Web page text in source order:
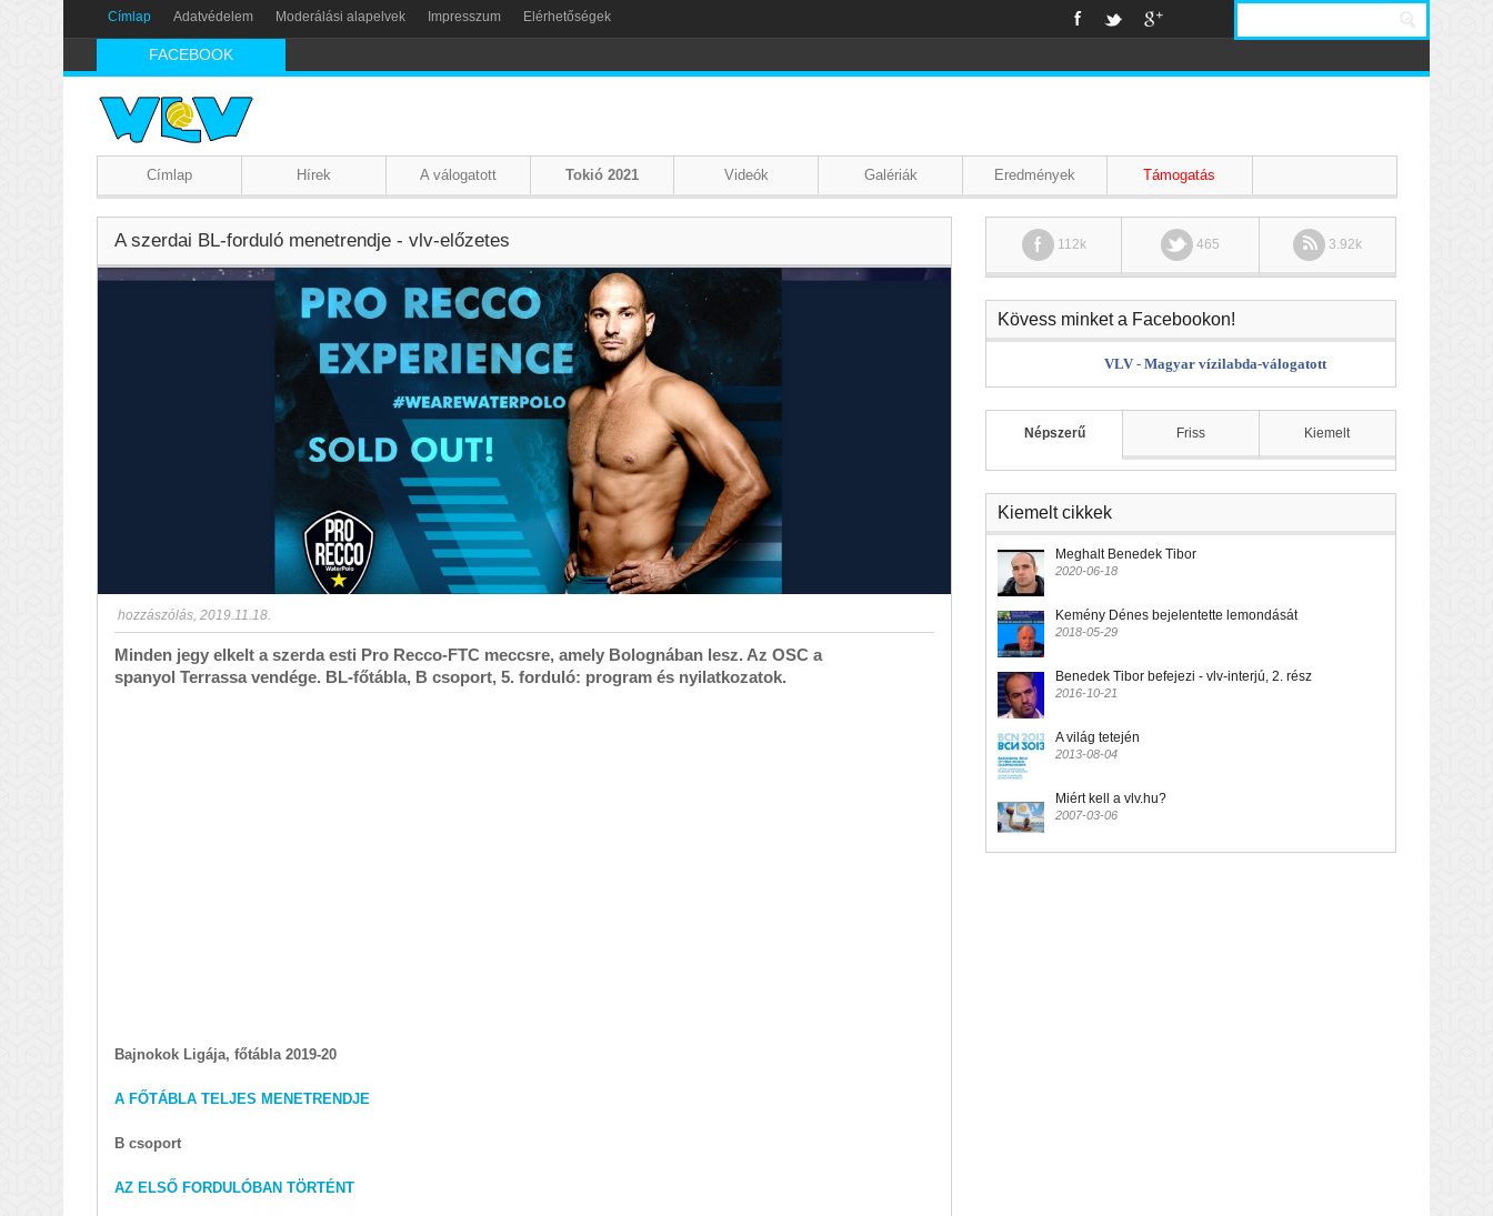
Címlap Adatvédelem Moderálási alapelvek Impresszum Elérhetőségek
FACEBOOK
Címlap Hírek A válogatott Tokió 2021 Videók Galériák Eredmények Támogatás
A szerdai BL-forduló menetrendje - vlv-előzetes
hozzászólás, 2019.11.18.
Minden jegy elkelt a szerda esti Pro Recco-FTC meccsre, amely Bolognában lesz. Az OSC a
spanyol Terrassa vendége. BL-főtábla, B csoport, 5. forduló: program és nyilatkozatok.
Bajnokok Ligája, főtábla 2019-20
A FŐTÁBLA TELJES MENETRENDJE
B csoport
AZ ELSŐ FORDULÓBAN TÖRTÉNT
112k 465 3.92k
Kövess minket a Facebookon!
VLV - Magyar vízilabda-válogatott
Népszerű Friss Kiemelt
Kiemelt cikkek
Meghalt Benedek Tibor
2020-06-18
Kemény Dénes bejelentette lemondását
2018-05-29
Benedek Tibor befejezi - vlv-interjú, 2. rész
2016-10-21
A világ tetején
2013-08-04
Miért kell a vlv.hu?
2007-03-06